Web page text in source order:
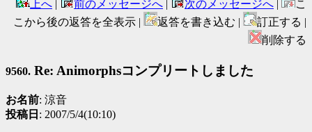
上へ | 前のメッセージへ | 次のメッセージへ |
こ
こから後の返答を全表示 |
返答を書き込む |
訂正する |
削除する
9560. Re: Animorphsコンプリートしました
お名前: 涼音
投稿日 : 2007/5/4(10:10)